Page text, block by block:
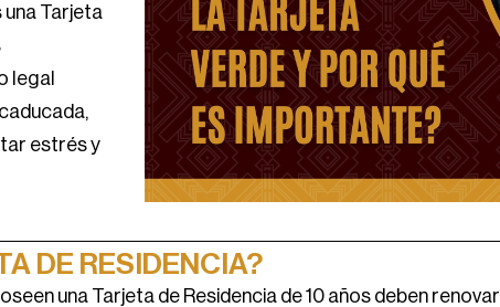
una Tarjeta
legal
estrés y
DE RESIDENCIA?
una Tarjeta de Residencia de 10 años deben